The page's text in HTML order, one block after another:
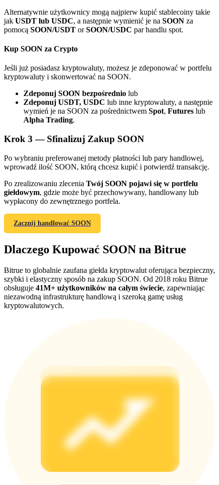
Afiliaci Bitrue
Aż do 65% prowizji!
Polecaj
Zaproś przyjaciela, aby otrzymać nagrody pieniężne
BTC Welcome Rewards
Share 500000 CASHCAT prize pool
Exclusive for BitMart Users
Alternatywnie użytkownicy mogą najpierw kupić stablecoiny takie
jak USDT lub USDC, a następnie wymienić je na SOON za
pomocą SOON/USDT orSOON/USDC par handlu spot.
Kup SOON za Crypto
Jeśli już posiadasz kryptowaluty, możesz je zdeponować w portfelu
kryptowaluty i skonwertować na SOON.
Zdeponuj SOON bezpośrednio lub
Zdeponuj USDT, USDC lub inne kryptowaluty, a następnie
wymień je na SOON za pośrednictwem Spot, Futures lub
Alpha Trading.
Krok 3 — Sfinalizuj Zakup SOON
Po wybraniu preferowanej metody płatności lub pary handlowej,
wprowadź ilość SOON, którą chcesz kupić i potwierdź transakcję.
Po zrealizowaniu zlecenia Twój SOON pojawi się w portfelu
giełdowym, gdzie może być przechowywany, handlowany lub
wypłacony do zewnętrznego portfela.
Zacznij handlować SOON
Dlaczego Kupować SOON na Bitrue
Bitrue to globalnie zaufana giełda kryptowalut oferująca bezpieczny,
szybki i elastyczny sposób na zakup SOON. Od 2018 roku Bitrue
obsługuje 41M+ użytkowników na całym świecie, zapewniając
niezawodną infrastrukturę handlową i szeroką gamę usług
kryptowalutowych.